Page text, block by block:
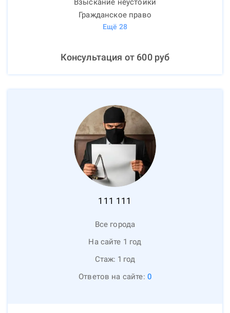
Взыскание неустойки
Гражданское право
Ещё 28
Консультация от 600руб
111 111
Все города
На сайте 1 год
Стаж: 1 год
Ответов на сайте: 0